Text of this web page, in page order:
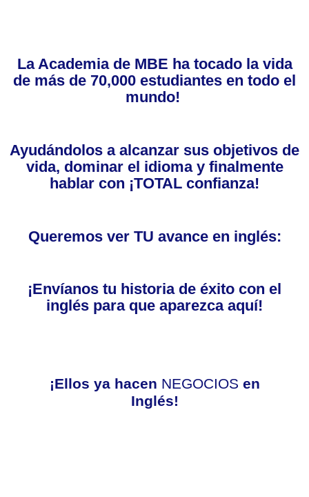
La Academia de MBE ha tocado la vida
de más de 70,000 estudiantes en todo el
mundo!
Ayudándolos a alcanzar sus objetivos de
vida, dominar el idioma y finalmente
hablar con ¡TOTAL confianza!
Queremos ver TU avance en inglés:
¡Envíanos tu historia de éxito con el
inglés para que aparezca aquí!
¡Ellos ya hacen NEGOCIOS en
Inglés!